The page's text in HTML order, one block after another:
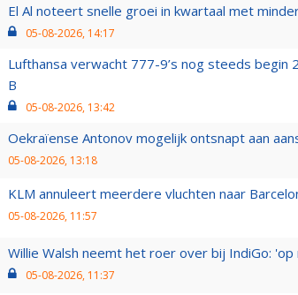
El Al noteert snelle groei in kwartaal met
05-08-2026, 14:17
Lufthansa verwacht 777-9’s nog steeds begin
B
05-08-2026, 13:42
Oekraïense Antonov mogelijk ontsnapt aan
05-08-2026, 13:18
KLM annuleert meerdere vluchten naar
05-08-2026, 11:57
Willie Walsh neemt het roer over bij IndiGo:
05-08-2026, 11:37